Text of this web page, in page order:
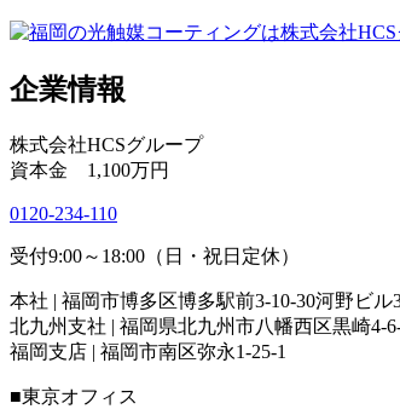
企業情報
株式会社HCSグループ
資本金 1,100万円
0120-234-110
受付9:00～18:00（日・祝日定休）
本社 | 福岡市博多区博多駅前3-10-30河野ビル
北九州支社 | 福岡県北九州市八幡西区黒崎4-
福岡支店 | 福岡市南区弥永1-25-1
■東京オフィス